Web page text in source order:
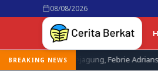
08/08/2026
BREAKING NEWS
Kejagung, Febrie Adriansyah Dibawa Lagi